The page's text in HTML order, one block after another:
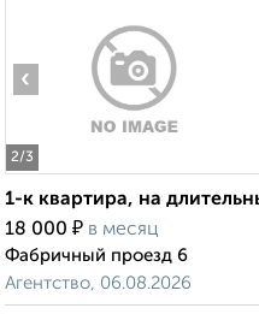
2/3
‹
1-к квартира, на
18 000 ₽ в месяц
Фабричный проезд 6
Агентство, 06.08.2026